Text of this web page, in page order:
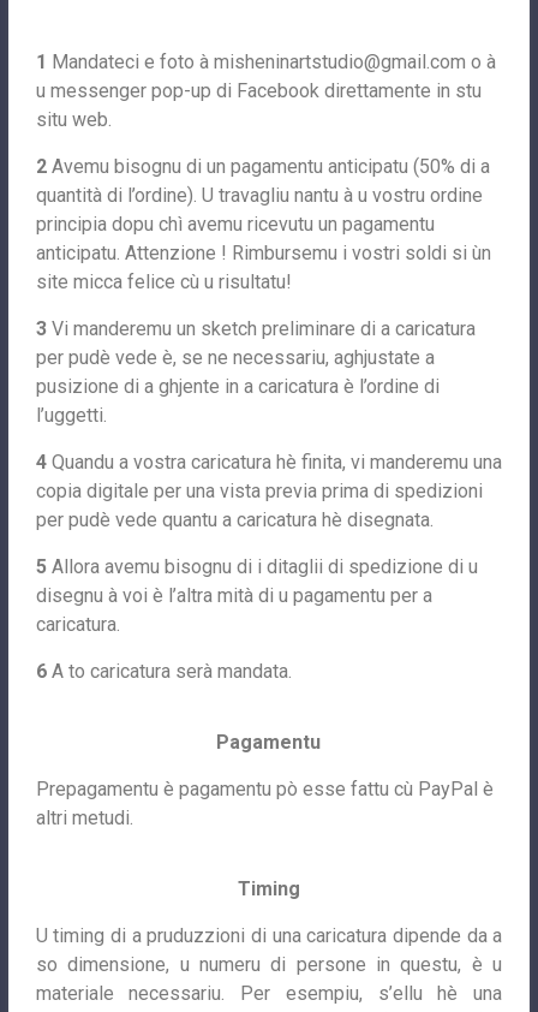
1 Mandateci e foto à misheninartstudio@gmail.com o à
u messenger pop-up di Facebook direttamente in stu
situ web.
2Avemu bisognu di un pagamentu anticipatu (50% di a
quantità di l’ordine). U travagliu nantu à u vostru ordine
principia dopu chì avemu ricevutu un pagamentu
anticipatu. Attenzione ! Rimbursemu i vostri soldi si ùn
site micca felice cù u risultatu!
3Vi manderemu un sketch preliminare di a caricatura
per pudè vede è, se ne necessariu, aghjustate a
pusizione di a ghjente in a caricatura è l’ordine di
l’uggetti.
4Quandu a vostra caricatura hè finita, vi manderemu una
copia digitale per una vista previa prima di spedizioni
per pudè vede quantu a caricatura hè disegnata.
5Allora avemu bisognu di i ditaglii di spedizione di u
disegnu à voi è l’altra mità di u pagamentu per a
caricatura.
6A to caricatura serà mandata.
Pagamentu
Prepagamentu è pagamentu pò esse fattu cù PayPal è
altri metudi.
Timing
U timing di a pruduzzioni di una caricatura dipende da a
so dimensione, u numeru di persone in questu, è u
materiale necessariu. Per esempiu, s’ellu hè una